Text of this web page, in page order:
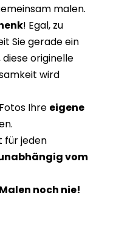
malen.
! Egal, zu
Sie gerade ein
originelle
wird
Ihre eigene
für jeden
vom
noch nie!